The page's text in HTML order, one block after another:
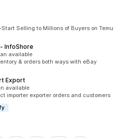
Selling to Millions of Buyers on Temu
InfoShore
available
& orders both ways with eBay
Export
available
importer exporter orders and customers